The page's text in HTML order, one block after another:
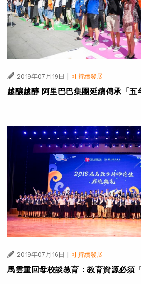
2019年07月19日 | 可持續發展
越釀越醇 阿里巴巴集團延續傳承「五
2019年07月16日 可持續發展
馬雲重回母校談教育：教育資源必須